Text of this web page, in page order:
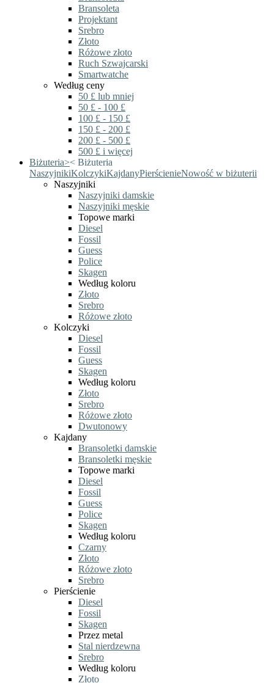
Bransoleta
Projektant
Srebro
Złoto
Różowe złoto
Ruch Szwajcarski
Smartwatche
Według ceny
50 £ lub mniej
50 £ - 100 £
100 £ - 150 £
150 £ - 200 £
200 £ - 500 £
500 £ i więcej
Biżuteria>< Biżuteria
NaszyjnikiKolczykiKajdanyPierścienieNowość w biżuterii
Naszyjniki
Naszyjniki damskie
Naszyjniki męskie
Topowe marki
Diesel
Fossil
Guess
Police
Skagen
Według koloru
Złoto
Srebro
Różowe złoto
Kolczyki
Diesel
Fossil
Guess
Skagen
Według koloru
Złoto
Srebro
Różowe złoto
Dwutonowy
Kajdany
Bransoletki damskie
Bransoletki męskie
Topowe marki
Diesel
Fossil
Guess
Police
Skagen
Według koloru
Czarny
Złoto
Różowe złoto
Srebro
Pierścienie
Diesel
Fossil
Skagen
Przez metal
Stal nierdzewna
Srebro
Według koloru
Złoto